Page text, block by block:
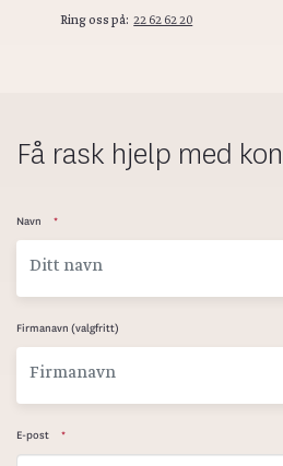
Ring oss på: 22 62 62 20
Få rask hjelp med
Navn *
Firmanavn (valgfritt)
E-post *